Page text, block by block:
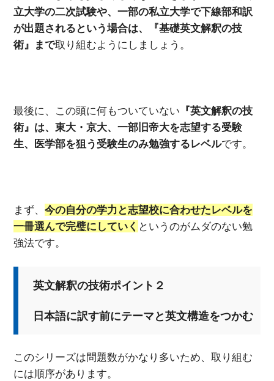
立大学の二次試験や、一部の私立大学で下線部和訳
が出題されるという場合は、『基礎英文解釈の技
術』まで取り組むようにしましょう。
最後に、この頭に何もついていない 『英文解釈の技
術』は、東大・京大、一部旧帝大を志望する受験
生、医学部を狙う受験生のみ勉強するレベルです。
まず、今の自分の学力と志望校に合わせたレベルを
一冊選んで完璧にしていく というのがムダのない勉
強法です。
英文解釈の技術ポイント２
日本語に訳す前にテーマと英文構造をつかむ
このシリーズは問題数がかなり多いため、取り組む
には順序があります。